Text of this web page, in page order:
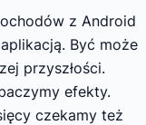
z Android
Być może
przyszłości.
efekty.
czekamy też